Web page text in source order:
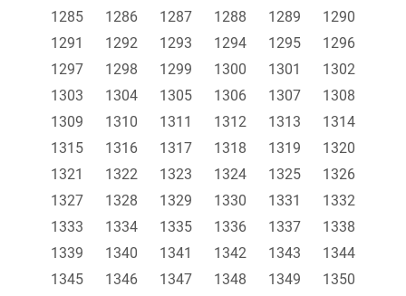
1285
1286 1287 1288 1289
1290
1291
1292 1293 1294 1295
1296
1297
1298 1299 1300 1301
1302
1303
1304 1305 1306 1307
1308
1309
1310 1311 1312 1313
1314
1315
1316 1317 1318 1319
1320
1321
1322 1323 1324 1325
1326
1327
1328 1329 1330 1331
1332
1333
1334 1335 1336 1337
1338
1339
1340 1341 1342 1343
1344
1345
1346 1347 1348 1349
1350